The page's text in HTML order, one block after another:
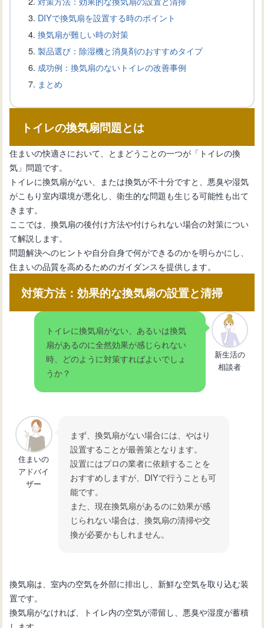
トイレの詰まり解消術：スッポン選び
から原因と対策まで
トイレタンクから水が出ない原因と修
トイレタンクのふたを交換する方法と
【トイレタンク音がする】原因を特定
して効果的に対処しよう！
の？内部構造とメンテナンス
トイレタンクをおしゃれに飾ろう！魅
【トイレが流れない】水が溜まる原因
ついて知ろう！
トイレタンクの交換手順と選び方：ス
DIYで換気扇を設置する時のポイント
換気扇が難しい時の対策
製品選び：除湿機と消臭剤のおすすめタイプ
成功例：換気扇のないトイレの改善事例
まとめ
トイレの換気扇問題とは
住まいの快適さにおいて、とまどうことの一つが「トイレの換
気」問題です。
トイレに換気扇がない、または換気が不十分ですと、悪臭や湿気
がこもり室内環境が悪化し、衛生的な問題も生じる可能性も出て
きます。
ここでは、換気扇の後付け方法や付けられない場合の対策につい
て解説します。
問題解決へのヒントや自分自身で何ができるのかを明らかにし、
住まいの品質を高めるためのガイダンスを提供します。
対策方法：効果的な換気扇の設置と清掃
トイレに換気扇がない、あるいは換気
扇があるのに全然効果が感じられない
時、どのように対策すればよいでしょ
うか？
新生活の
相談者
住まいの
アドバイ
ザー
まず、換気扇がない場合には、やはり
設置することが最善策となります。
設置にはプロの業者に依頼することを
おすすめしますが、DIYで行うことも可
能です。
また、現在換気扇があるのに効果が感
じられない場合は、換気扇の清掃や交
換が必要かもしれません。
換気扇は、室内の空気を外部に排出し、新鮮な空気を取り込む装
置です。
換気扇がなければ、トイレ内の空気が滞留し、悪臭や湿度が蓄積